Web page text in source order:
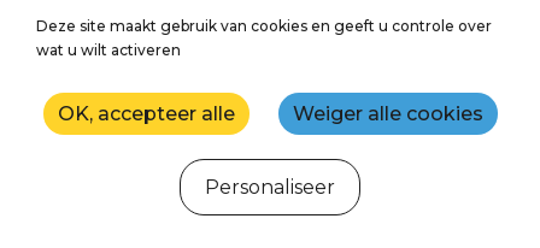
Menu
de
Juridische informatie
Druk op
Neem contact met ons op
Kaart
Productie: StudioJuillet
Deze site maakt gebruik van cookies en geeft u controle over
wat u wilt activeren
OK, accepteer alle Weiger alle cookies
Personaliseer